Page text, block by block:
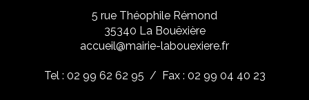
5 rue Théophile Rémond
​35340 La Bouëxière
accueil@mairie-labouexiere.fr
Tel : 02 99 62 62 95 / Fax : 02 99 04 40 23